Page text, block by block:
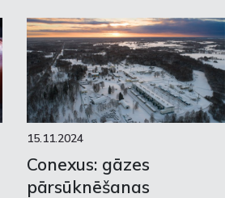
15.11.2024
Conexus: gāzes
pārsūknēšanas